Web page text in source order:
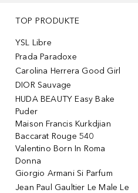
TOP PRODUKTE
YSL Libre
Prada Paradoxe
Carolina Herrera Good Girl
DIOR Sauvage
HUDA BEAUTY Easy Bake
Puder
Maison Francis Kurkdjian
Baccarat Rouge 540
Valentino Born In Roma
Donna
Giorgio Armani Si Parfum
Jean Paul Gaultier Le Male Le